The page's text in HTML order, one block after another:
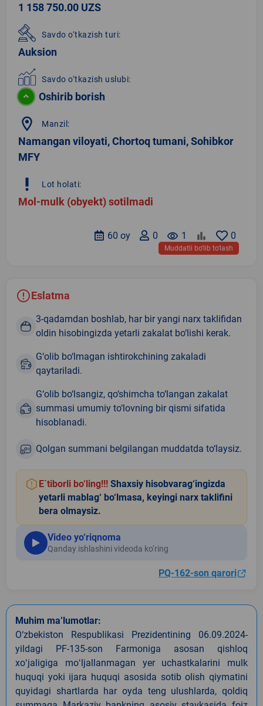
1 158 750.00 UZS
Savdo o‘tkazish turi:
Auksion
Savdo o‘tkazish uslubi:
Oshirib borish
location_on Manzil:
Namangan viloyati, Chortoq tumani, Sohibkor
MFY
priority_high Lot holati:
Mol-mulk (obyekt) sotilmadi
0
remove_red_eye 1
0
60 oy
Muddatli bo‘lib to‘lash
Eslatma
3-qadamdan boshlab, har bir yangi narx taklifidan
oldin hisobingizda yetarli zakalat bo‘lishi kerak.
G‘olib bo‘lmagan ishtirokchining zakaladi
qaytariladi.
G‘olib bo‘lsangiz, qo‘shimcha to‘langan zakalat
summasi umumiy to‘lovning bir qismi sifatida
hisoblanadi.
Qolgan summani belgilangan muddatda to‘laysiz.
E`tiborli bo‘ling!!! Shaxsiy hisobvarag‘ingizda
yetarli mablag‘ bo‘lmasa, keyingi narx taklifini
bera olmaysiz.
Video yo‘riqnoma
Qanday ishlashini videoda ko‘ring
PQ-162-son qarori
Muhim ma’lumotlar:
O‘zbekiston Respublikasi Prezidentining 06.09.2024-
yildagi PF-135-son Farmoniga asosan qishloq
xoʻjaligiga moʻljallanmagan yer uchastkalarini mulk
huquqi yoki ijara huquqi asosida sotib olish qiymatini
quyidagi shartlarda har oyda teng ulushlarda, qoldiq